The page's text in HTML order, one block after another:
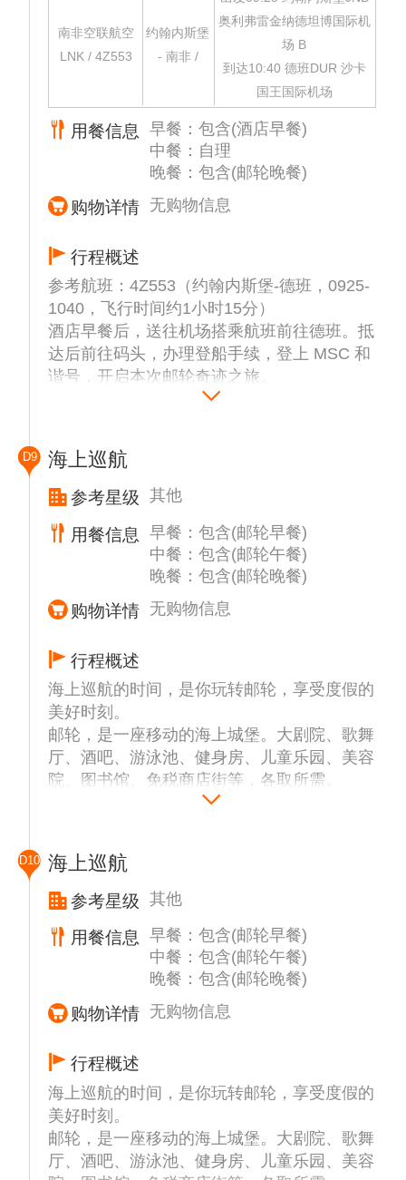
南非空联航空
LNK / 4Z553
约翰内斯堡
- 南非 /
奥利弗雷金纳德坦博国际机
场 B
到达10:40 德班DUR 沙卡
国王国际机场
用餐信息
早餐：包含(酒店早餐)
中餐：自理
晚餐：包含(邮轮晚餐)
购物详情 无购物信息
行程概述
参考航班：4Z553（约翰内斯堡-德班，0925-
1040，飞行时间约1小时15分）
酒店早餐后，送往机场搭乘航班前往德班。抵
达后前往码头，办理登船手续，登上 MSC 和
谐号，开启本次邮轮奇迹之旅。
D9 海上巡航
参考星级 其他
用餐信息
早餐：包含(邮轮早餐)
中餐：包含(邮轮午餐)
晚餐：包含(邮轮晚餐)
购物详情 无购物信息
行程概述
海上巡航的时间，是你玩转邮轮，享受度假的
美好时刻。
邮轮，是一座移动的海上城堡。大剧院、歌舞
厅、酒吧、游泳池、健身房、儿童乐园、美容
院、图书馆、免税商店街等，各取所需。
D10 海上巡航
参考星级 其他
用餐信息
早餐：包含(邮轮早餐)
中餐：包含(邮轮午餐)
晚餐：包含(邮轮晚餐)
购物详情 无购物信息
行程概述
海上巡航的时间，是你玩转邮轮，享受度假的
美好时刻。
邮轮，是一座移动的海上城堡。大剧院、歌舞
厅、酒吧、游泳池、健身房、儿童乐园、美容